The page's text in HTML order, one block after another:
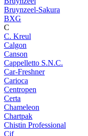
Bruynzeel-Sakura
BXG
C
C. Kreul
Calgon
Canson
Cappelletto S.N.C.
Car-Freshner
Carioca
Centropen
Certa
Chameleon
Chartpak
Chistin Professional
Cif